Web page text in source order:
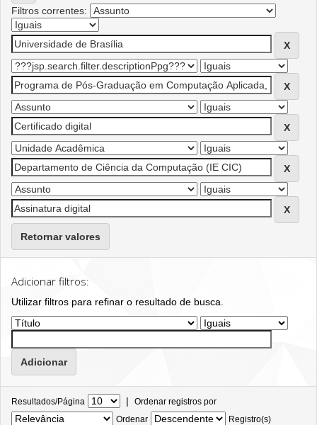
Filtros correntes:
Retornar valores
Adicionar filtros:
Utilizar filtros para refinar o resultado de busca.
Resultados/Página | Ordenar registros por
Ordenar
Registro(s)